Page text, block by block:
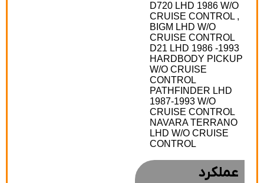
D720 LHD 1986 W/O
CRUISE CONTROL ,
BIGM LHD W/O
CRUISE CONTROL
D21 LHD 1986 -1993
HARDBODY PICKUP
W/O CRUISE
CONTROL
PATHFINDER LHD
1987-1993 W/O
CRUISE CONTROL
NAVARA TERRANO
LHD W/O CRUISE
CONTROL
عملکرد